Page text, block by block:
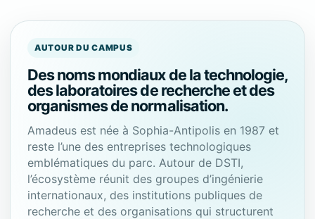
AUTOUR DU CAMPUS
Des noms mondiaux de la technologie,
des laboratoires de recherche et des
organismes de normalisation.
Amadeus est née à Sophia-Antipolis en 1987 et
reste l’une des entreprises technologiques
emblématiques du parc. Autour de DSTI,
l’écosystème réunit des groupes d’ingénierie
internationaux, des institutions publiques de
recherche et des organisations qui structurent